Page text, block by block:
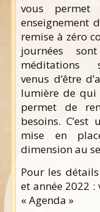
vous
enseignement
remise à zéro
journées
méditations
venus d’être
lumière de qui
permet de
besoins.
mise en
dimension au
Pour les
et année 2022
« Agenda »